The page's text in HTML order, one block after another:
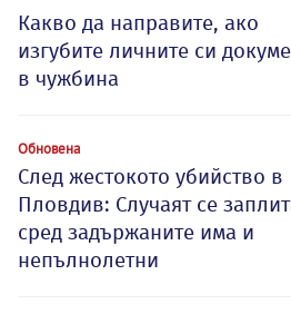
Какво да направите, ако
изгубите личните си
в чужбина
Обновена
След жестокото убийство в
Пловдив: Случаят се
сред задържаните има и
непълнолетни